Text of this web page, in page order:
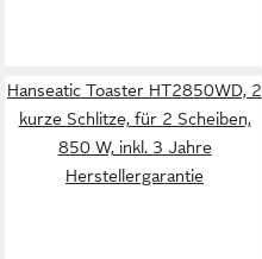
Hanseatic Toaster HT2850WD, 2
kurze Schlitze, für 2 Scheiben,
850 W, inkl. 3 Jahre
Herstellergarantie